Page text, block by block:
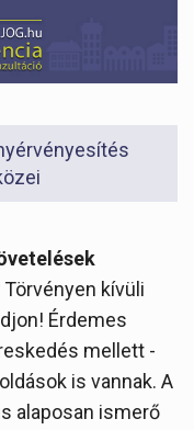
Törvényen kívüli
Érdemes
mellett -
is vannak. A
alaposan ismerő